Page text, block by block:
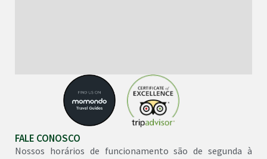
FALE CONOSCO
Nossos horários de funcionamento são de segunda à